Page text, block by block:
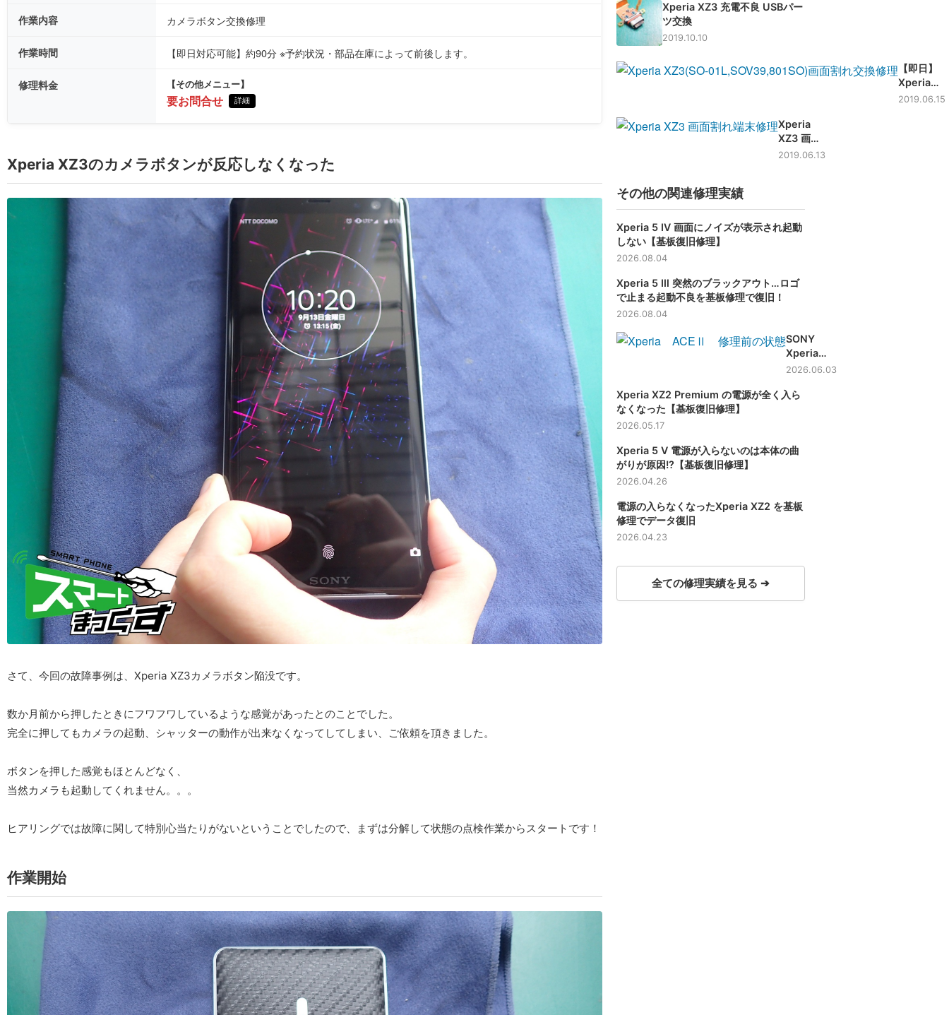
作業内容 カメラボタン交換修理
作業時間 【即日対応可能】約90分 ※予約状況・部品在庫によって前後します。
修理料金 【その他メニュー】
要お問合せ 詳細
Xperia XZ3のカメラボタンが反応しなくなった
さて、今回の故障事例は、Xperia XZ3カメラボタン陥没です。
数か月前から押したときにフワフワしているような感覚があったとのことでした。
完全に押してもカメラの起動、シャッターの動作が出来なくなってしてしまい、ご依頼を頂きました。
ボタンを押した感覚もほとんどなく、
当然カメラも起動してくれません。。。
ヒアリングでは故障に関して特別心当たりがないということでしたので、まずは分解して状態の点検作業からスタートです！
作業開始
Xperia XZ3 充電不良 USBパー
ツ交換
2019.10.10
【即日】
Xperia
XZ3 画面
2019.06.15
Xperia
XZ3 画面
交換 ガラ
2019.06.13
その他の関連修理実績
Xperia 5 Ⅳ 画面にノイズが表示され起動
しない【基板復旧修理】
2026.08.04
Xperia 5 Ⅲ 突然のブラックアウト…ロゴ
で止まる起動不良を基板修理で復旧！
2026.08.04
SONY
Xperia
ACEⅡ バッ
が悪くなっ
賀】
2026.06.03
Xperia XZ2 Premium の電源が全く入ら
なくなった【基板復旧修理】
2026.05.17
Xperia 5 Ⅴ 電源が入らないのは本体の曲
がりが原因!?【基板復旧修理】
2026.04.26
電源の入らなくなったXperia XZ2 を基板
修理でデータ復旧
2026.04.23
全ての修理実績を見る ➔